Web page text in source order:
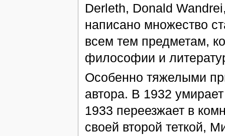
Derleth, Donald
написано множество
всем тем предметам,
философии и
Особенно тяжелыми
автора. В 1932
1933 переезжает в
своей второй теткой,